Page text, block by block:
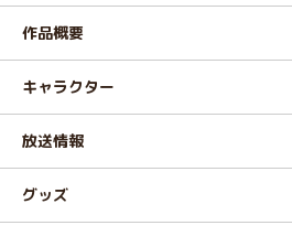
作品概要
キャラクター
放送情報
グッズ